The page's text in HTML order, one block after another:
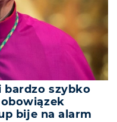
bardzo szybko
bije na alarm